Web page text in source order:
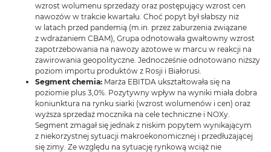
wzrost wolumenu sprzedaży oraz postępujący wzrost cen
nawozów w trakcie kwartału. Choć popyt był słabszy niż
w latach przed pandemią (m.in. przez zaburzenia związane
z wdrażaniem CBAM), Grupa odnotowała gwałtowny wzrost
zapotrzebowania na nawozy azotowe w marcu w reakcji na
zawirowania geopolityczne. Jednocześnie odnotowano niższy
poziom importu produktów z Rosji i Białorusi.
Segment chemia:Marża EBITDA ukształtowała się na
poziomie plus 3,0%. Pozytywny wpływ na wyniki miała dobra
koniunktura na rynku siarki (wzrost wolumenów i cen) oraz
wyższa sprzedaż mocznika na cele techniczne i NOXy.
Segment zmagał się jednak z niskim popytem wynikającym
z niekorzystnej sytuacji makroekonomicznej i przedłużającej
się zimy. Ze względu na sytuację rynkową wciąż nie